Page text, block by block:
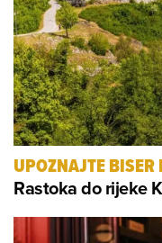
UPOZNAJTE
Rastoka do rijeke